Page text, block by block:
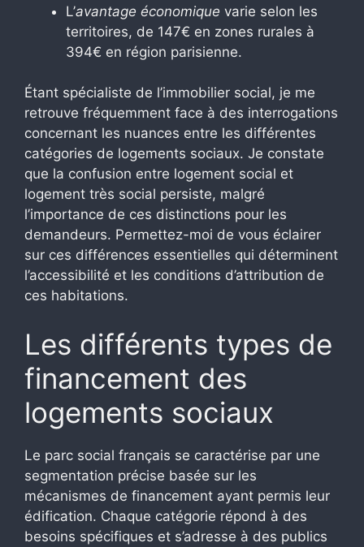
L’avantage économique varie selon les
territoires, de 147€ en zones rurales à
394€ en région parisienne.
Étant spécialiste de l’immobilier social, je me
retrouve fréquemment face à des interrogations
concernant les nuances entre les différentes
catégories de logements sociaux. Je constate
que la confusion entre logement social et
logement très social persiste, malgré
l’importance de ces distinctions pour les
demandeurs. Permettez-moi de vous éclairer
sur ces différences essentielles qui déterminent
l’accessibilité et les conditions d’attribution de
ces habitations.
Les différents types de
financement des
logements sociaux
Le parc social français se caractérise par une
segmentation précise basée sur les
mécanismes de financement ayant permis leur
édification. Chaque catégorie répond à des
besoins spécifiques et s’adresse à des publics